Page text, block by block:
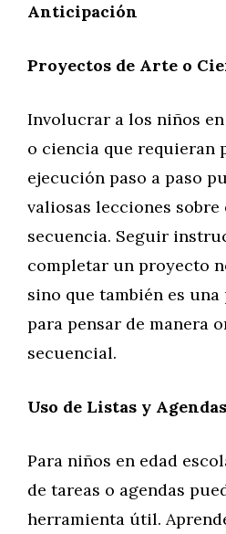
Anticipación
Proyectos de Arte o
Involucrar a los niños
o ciencia que requieran
ejecución paso a paso
valiosas lecciones
secuencia. Seguir
completar un proyecto
sino que también es
para pensar de manera
secuencial.
Uso de Listas y Agendas
Para niños en edad
de tareas o agendas
herramienta útil.